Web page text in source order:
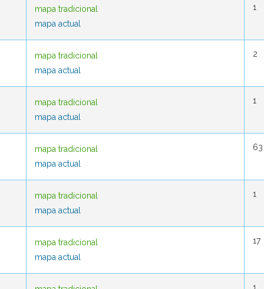
mapa tradicional
mapa actual
1
mapa tradicional
mapa actual
2
mapa tradicional
mapa actual
1
mapa tradicional
mapa actual
63
mapa tradicional
mapa actual
1
mapa tradicional
mapa actual
17
mapa tradicional
mapa actual
1
mapa tradicional
mapa actual
2
mapa tradicional
mapa actual
1
mapa tradicional
mapa actual
63
mapa tradicional
mapa actual
1
mapa tradicional
mapa actual
17